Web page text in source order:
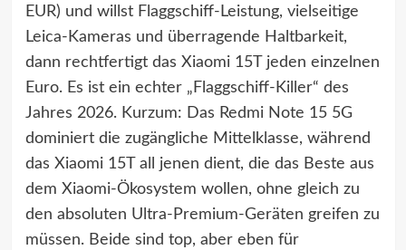
EUR) und willst Flaggschiff-Leistung, vielseitige
Leica-Kameras und überragende Haltbarkeit,
dann rechtfertigt das Xiaomi 15T jeden einzelnen
Euro. Es ist ein echter „Flaggschiff-Killer“ des
Jahres 2026. Kurzum: Das Redmi Note 15 5G
dominiert die zugängliche Mittelklasse, während
das Xiaomi 15T all jenen dient, die das Beste aus
dem Xiaomi-Ökosystem wollen, ohne gleich zu
den absoluten Ultra-Premium-Geräten greifen zu
müssen. Beide sind top, aber eben für